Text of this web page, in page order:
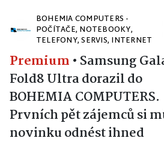
BOHEMIA COMPUTERS -
POČÍTAČE, NOTEBOOKY,
TELEFONY, SERVIS, INTERNET
Premium • Samsung
Fold8 Ultra dorazil do
BOHEMIA COMPUTERS.
Prvních pět zájemců si
novinku odnést ihned